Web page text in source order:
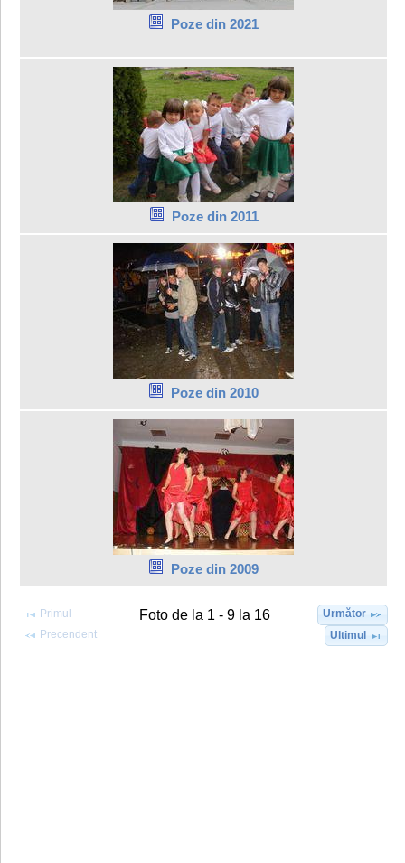
Poze din 2021
Poze din 2011
Poze din 2010
Poze din 2009
Primul
Precendent
Foto de la 1 - 9 la 16
Următor
Ultimul